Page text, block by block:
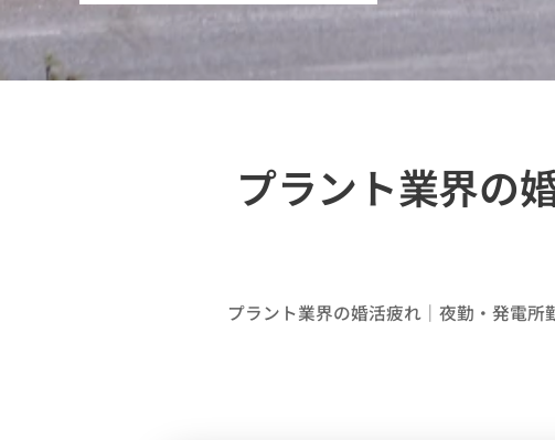
プラント業界の
プラント業界の婚活疲れ｜夜勤・発電所